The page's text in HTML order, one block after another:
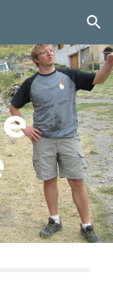
Skip to navigation